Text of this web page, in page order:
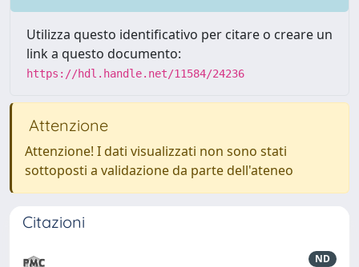
Utilizza questo identificativo per citare o creare un
link a questo documento:
https://hdl.handle.net/11584/24236
Attenzione
Attenzione! I dati visualizzati non sono stati
sottoposti a validazione da parte dell'ateneo
Citazioni
ND